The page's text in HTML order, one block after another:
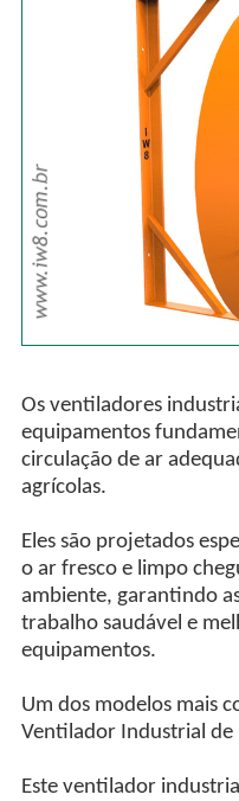
Os ventiladores
equipamentos
circulação de ar
agrícolas.
Eles são projetados
o ar fresco e limpo
ambiente, garantindo
trabalho saudável e
equipamentos.
Um dos modelos mais
Ventilador Industrial de
Este ventilador